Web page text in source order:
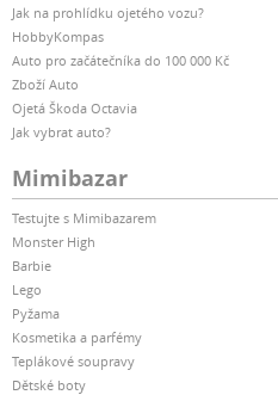
Jak na prohlídku ojetého vozu?
HobbyKompas
Auto pro začátečníka do 100 000 Kč
Zboží Auto
Ojetá Škoda Octavia
Jak vybrat auto?
Mimibazar
Testujte s Mimibazarem
Monster High
Barbie
Lego
Pyžama
Kosmetika a parfémy
Teplákové soupravy
Dětské boty